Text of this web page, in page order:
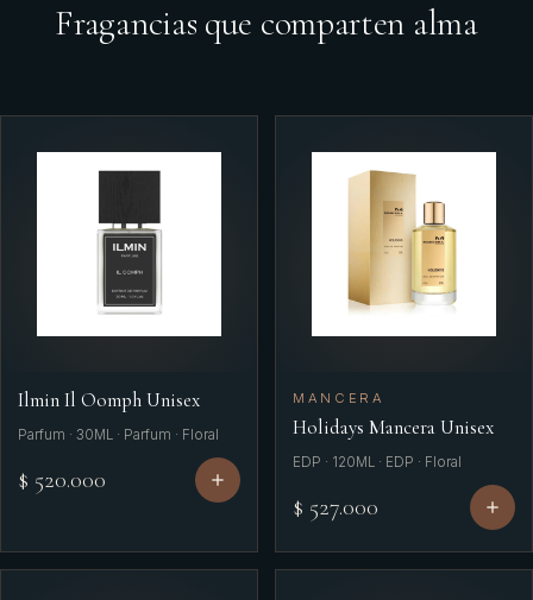
Fragancias que comparten alma
Ilmin Il Oomph Unisex
Parfum · 30ML · Parfum · Floral
$ 520.000
MANCERA
Holidays Mancera Unisex
EDP · 120ML · EDP · Floral
$ 527.000